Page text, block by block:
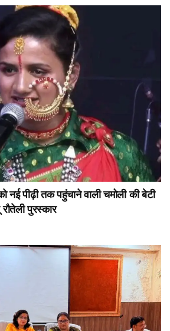
नई पीढ़ी तक पहुंचाने वाली चमोली की बेटी
पुरस्कार